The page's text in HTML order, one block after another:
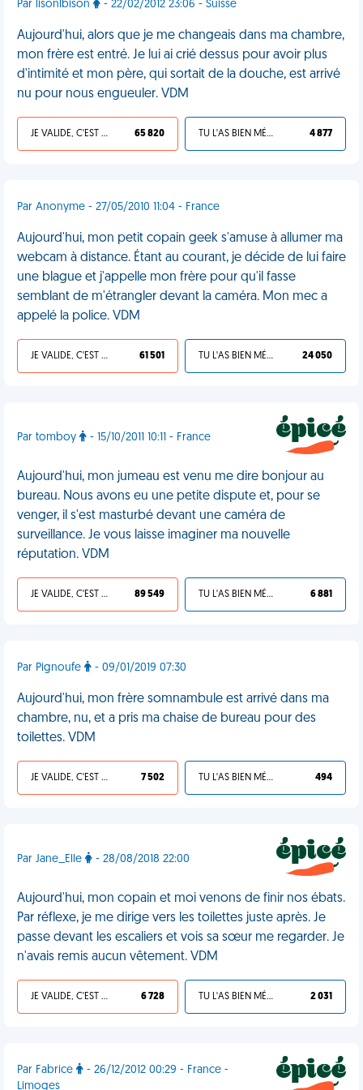
Par lisonlbison - 22/02/2012 23:06 - Suisse
Aujourd'hui, alors que je me changeais dans ma chambre,
mon frère est entré. Je lui ai crié dessus pour avoir plus
d'intimité et mon père, qui sortait de la douche, est arrivé
nu pour nous engueuler. VDM
JE VALIDE, C'EST UNE VDM 65 820 TU L'AS BIEN MÉRITÉ 4 877
Par Anonyme - 27/05/2010 11:04 - France
Aujourd'hui, mon petit copain geek s'amuse à allumer ma
webcam à distance. Étant au courant, je décide de lui faire
une blague et j'appelle mon frère pour qu'il fasse
semblant de m'étrangler devant la caméra. Mon mec a
appelé la police. VDM
JE VALIDE, C'EST UNE VDM 61 501 TU L'AS BIEN MÉRITÉ 24 050
Par tomboy - 15/10/2011 10:11 - France
Aujourd'hui, mon jumeau est venu me dire bonjour au
bureau. Nous avons eu une petite dispute et, pour se
venger, il s'est masturbé devant une caméra de
surveillance. Je vous laisse imaginer ma nouvelle
réputation. VDM
JE VALIDE, C'EST UNE VDM 89 549 TU L'AS BIEN MÉRITÉ 6 881
Par Pignoufe - 09/01/2019 07:30
Aujourd'hui, mon frère somnambule est arrivé dans ma
chambre, nu, et a pris ma chaise de bureau pour des
toilettes. VDM
JE VALIDE, C'EST UNE VDM 7 502 TU L'AS BIEN MÉRITÉ 494
Par Jane_Elle - 28/08/2018 22:00
Aujourd'hui, mon copain et moi venons de finir nos ébats.
Par réflexe, je me dirige vers les toilettes juste après. Je
passe devant les escaliers et vois sa sœur me regarder. Je
n'avais remis aucun vêtement. VDM
JE VALIDE, C'EST UNE VDM 6 728 TU L'AS BIEN MÉRITÉ 2 031
Par Fabrice
- 26/12/2012 00:29 - France -
Limoges